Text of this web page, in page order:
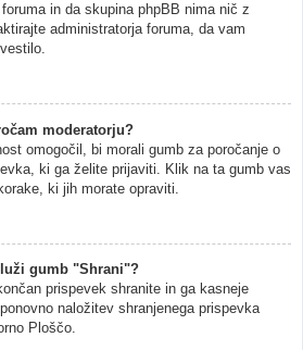
in da skupina phpBB nima nič z
administratorja foruma, da vam
moderatorju?
omogočil, bi morali gumb za poročanje o
ki ga želite prijaviti. Klik na ta gumb vas
ki jih morate opraviti.
gumb "Shrani"?
prispevek shranite in ga kasneje
naložitev shranjenega prispevka
Ploščo.